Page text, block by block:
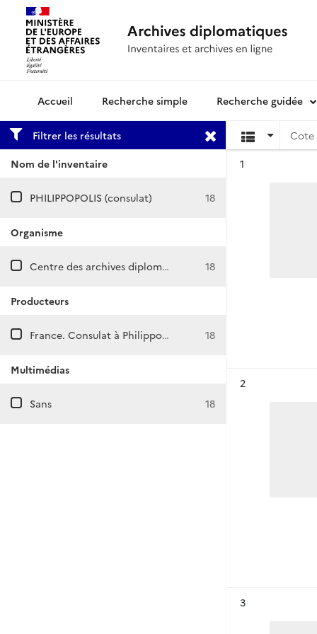
Archives diplomatiquesRecherche simple Recherche guidée
Filtrer les résultats
Nom de l'inventaire
PHILIPPOPOLIS (consulat) 18
Organisme
Centre des archives diplomatiques de Nantes 18
Producteurs
France. Consulat à Philippopolis (Bulgarie) 18
Multimédias
Sans 18
Cote
1
2
3